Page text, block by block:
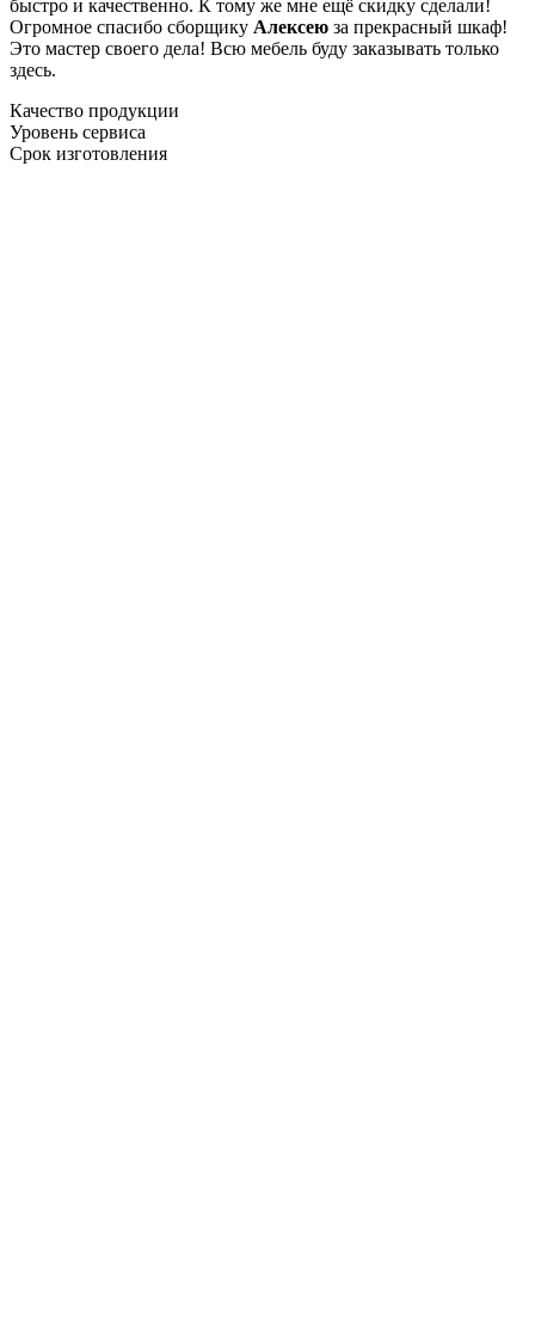
быстро и качественно. К тому же мне ещё скидку сделали!
Огромное спасибо сборщику Алексею за прекрасный шкаф!
Это мастер своего дела! Всю мебель буду заказывать только
здесь.
Качество продукции
Уровень сервиса
Срок изготовления